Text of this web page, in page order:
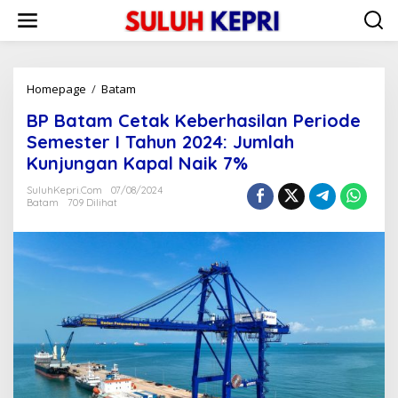
w
Homepage / Batam
B
a
t
a
m
t
K
b
e
r
h
a
s
BP Batam Cetak Keberhasilan Periode
Semester I Tahun 2024: Jumlah
Kunjungan Kapal Naik 7%
SuluhKepri.com
07/08/2024
Batam
709 Dilihat